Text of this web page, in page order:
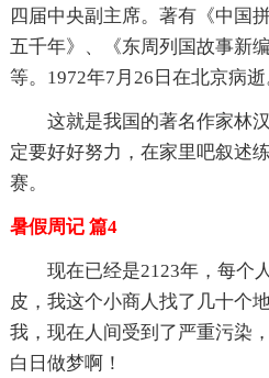
四届中央副主席。著有《中国
五千年》、《东周列国故事新
等。1972年7月26日在北京病逝
这就是我国的著名作家林
定要好好努力，在家里吧叙述
赛。
暑假周记 篇4
现在已经是2123年，每个
皮，我这个小商人找了几十个
我，现在人间受到了严重污染
白日做梦啊！